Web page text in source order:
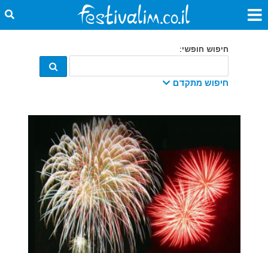
חיפוש חופשי:
חיפוש מתקדם
עד תאריך:
מדינה: